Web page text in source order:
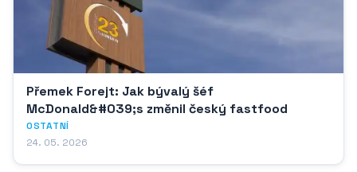
Přemek Forejt: Jak bývalý šéf
McDonald&#039;s změnil český fastfood
OSTATNÍ
24. 05. 2026